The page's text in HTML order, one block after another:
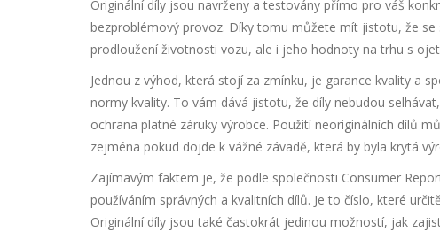
Originální díly jsou navrženy a testovány přímo pro váš
bezproblémový provoz. Díky tomu můžete mít jistotu, že
prodloužení životnosti vozu, ale i jeho hodnoty na trhu s
Jednou z výhod, která stojí za zmínku, je garance kvality a
normy kvality. To vám dává jistotu, že díly nebudou
ochrana platné záruky výrobce. Použití neoriginálních dílů
zejména pokud dojde k vážné závadě, která by byla krytá
Zajímavým faktem je, že podle společnosti Consumer
používáním správných a kvalitních dílů. Je to číslo, které
Originální díly jsou také častokrát jedinou možností, jak